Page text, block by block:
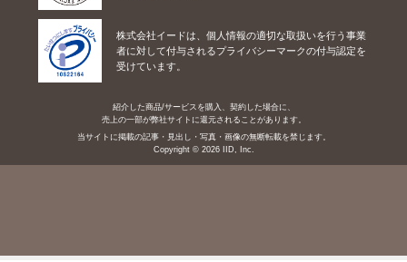
株式会社イードは、個人情報の適切な取扱いを行う事業
者に対して付与されるプライバシーマークの付与認定を
受けています。
紹介した商品/サービスを購入、契約した場合に、
売上の一部が弊社サイトに還元されることがあります。
当サイトに掲載の記事・見出し・写真・画像の無断転載を禁じます。
Copyright © 2026 IID, Inc.